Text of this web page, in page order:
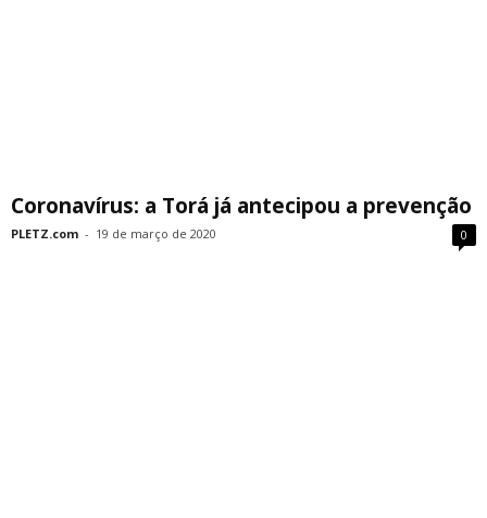
Coronavírus: a Torá já antecipou a prevenção
PLETZ.com - 19 de março de 2020 0